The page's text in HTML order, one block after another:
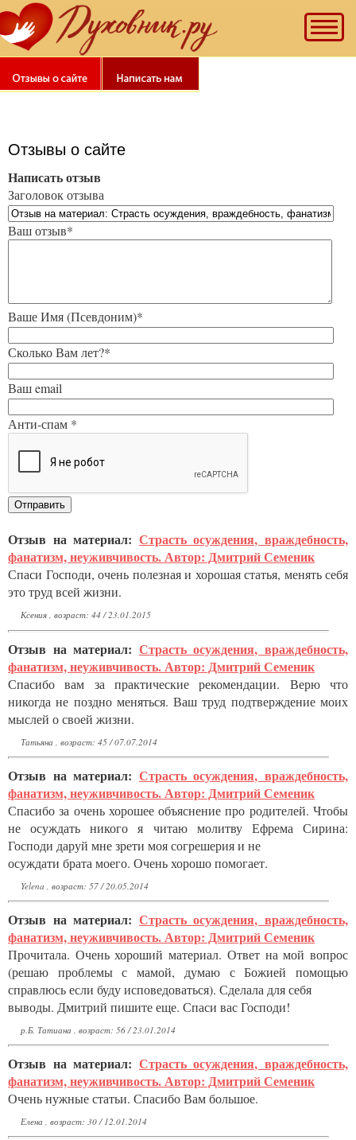
Рекомендуем
наш
"Тест
качество
себя!
Отзывы о сайте
Написать отзыв
Заголовок отзыва
Ваш отзыв*
Ваше Имя (Псевдоним)*
Сколько Вам лет?*
Ваш email
Анти-спам *
Отзыв на материал: Страсть осуждения, враждебность,
фанатизм, неуживчивость. Автор: Дмитрий Семеник
Спаси Господи, очень полезная и хорошая статья, менять себя
это труд всей жизни.
Ксения , возраст: 44 / 23.01.2015
Отзыв на материал: Страсть осуждения, враждебность,
фанатизм, неуживчивость. Автор: Дмитрий Семеник
Спасибо вам за практические рекомендации. Верю что
никогда не поздно меняться. Ваш труд подтверждение моих
мыслей о своей жизни.
Татьяна , возраст: 45 / 07.07.2014
Отзыв на материал: Страсть осуждения, враждебность,
фанатизм, неуживчивость. Автор: Дмитрий Семеник
Спасибо за очень хорошее объяснение про родителей. Чтобы
не осуждать никого я читаю молитву Ефрема Сирина:
Господи даруй мне зрети моя согрешерия и не
осуждати брата моего. Очень хорошо помогает.
Yelena , возраст: 57 / 20.05.2014
Отзыв на материал: Страсть осуждения, враждебность,
фанатизм, неуживчивость. Автор: Дмитрий Семеник
Прочитала. Очень хороший материал. Ответ на мой вопрос
(решаю проблемы с мамой, думаю с Божией помощью
справлюсь если буду исповедоваться). Сделала для себя
выводы. Дмитрий пишите еще. Спаси вас Господи!
р.Б. Татиана , возраст: 56 / 23.01.2014
Отзыв на материал: Страсть осуждения, враждебность,
фанатизм, неуживчивость. Автор: Дмитрий Семеник
Очень нужные статьи. Спасибо Вам большое.
Елена , возраст: 30 / 12.01.2014